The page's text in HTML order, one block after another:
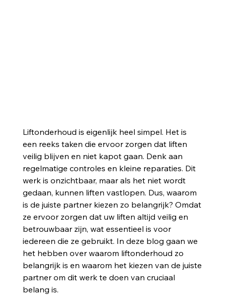
Liftonderhoud is eigenlijk heel simpel. Het is
een reeks taken die ervoor zorgen dat liften
veilig blijven en niet kapot gaan. Denk aan
regelmatige controles en kleine reparaties. Dit
werk is onzichtbaar, maar als het niet wordt
gedaan, kunnen liften vastlopen. Dus, waarom
is de juiste partner kiezen zo belangrijk? Omdat
ze ervoor zorgen dat uw liften altijd veilig en
betrouwbaar zijn, wat essentieel is voor
iedereen die ze gebruikt. In deze blog gaan we
het hebben over waarom liftonderhoud zo
belangrijk is en waarom het kiezen van de juiste
partner om dit werk te doen van cruciaal
belang is.